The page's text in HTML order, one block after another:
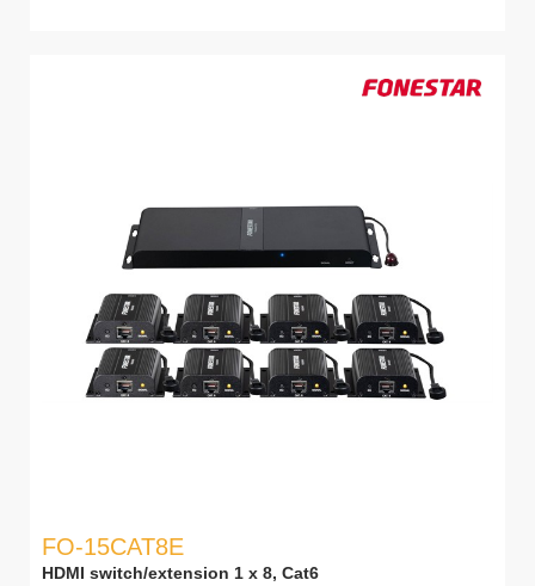
FO-15CAT8E
HDMI switch/extension 1 x 8, Cat6